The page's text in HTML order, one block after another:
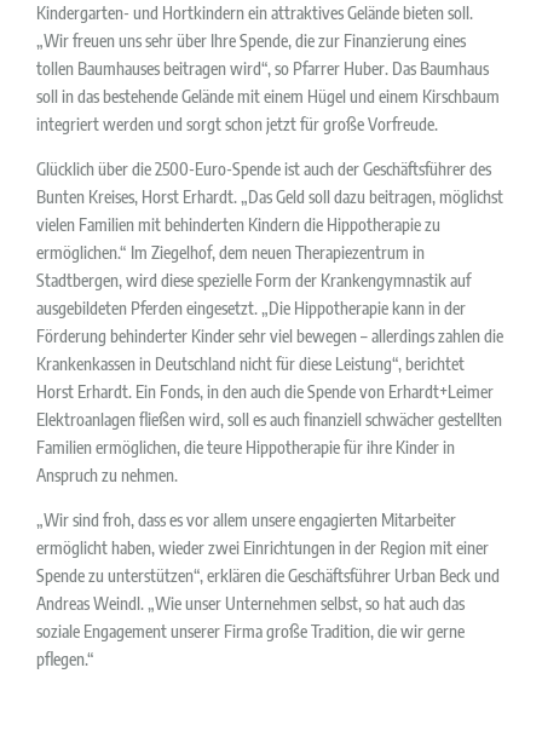
Kindergarten- und Hortkindern ein attraktives Gelände bieten soll.
„Wir freuen uns sehr über Ihre Spende, die zur Finanzierung eines
tollen Baumhauses beitragen wird“, so Pfarrer Huber. Das Baumhaus
soll in das bestehende Gelände mit einem Hügel und einem Kirschbaum
integriert werden und sorgt schon jetzt für große Vorfreude.
Glücklich über die 2500-Euro-Spende ist auch der Geschäftsführer des
Bunten Kreises, Horst Erhardt. „Das Geld soll dazu beitragen, möglichst
vielen Familien mit behinderten Kindern die Hippotherapie zu
ermöglichen.“ Im Ziegelhof, dem neuen Therapiezentrum in
Stadtbergen, wird diese spezielle Form der Krankengymnastik auf
ausgebildeten Pferden eingesetzt. „Die Hippotherapie kann in der
Förderung behinderter Kinder sehr viel bewegen – allerdings zahlen die
Krankenkassen in Deutschland nicht für diese Leistung“, berichtet
Horst Erhardt. Ein Fonds, in den auch die Spende von Erhardt+Leimer
Elektroanlagen fließen wird, soll es auch finanziell schwächer gestellten
Familien ermöglichen, die teure Hippotherapie für ihre Kinder in
Anspruch zu nehmen.
„Wir sind froh, dass es vor allem unsere engagierten Mitarbeiter
ermöglicht haben, wieder zwei Einrichtungen in der Region mit einer
Spende zu unterstützen“, erklären die Geschäftsführer Urban Beck und
Andreas Weindl. „Wie unser Unternehmen selbst, so hat auch das
soziale Engagement unserer Firma große Tradition, die wir gerne
pflegen.“